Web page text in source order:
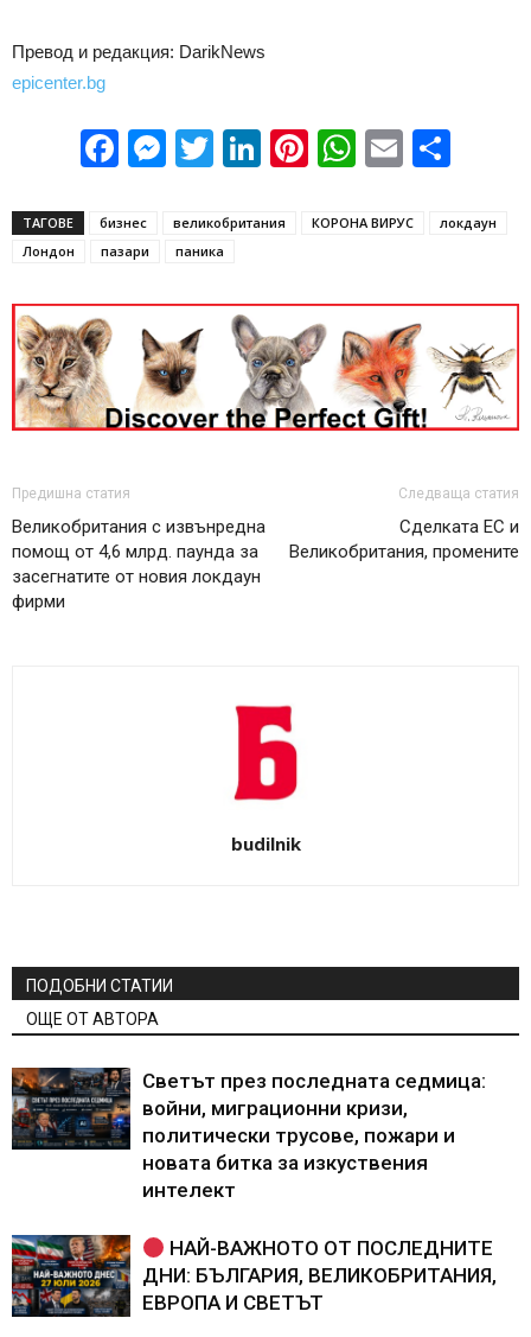
Превод и редакция: DarikNews
epicenter.bg
Facebook
Messenger
Twitter
LinkedIn
Pinterest
WhatsApp
Email
ТАГОВЕ бизнес великобритания КОРОНА ВИРУС
локдаун
Лондон
пазари паника
Предишна статия
Великобритания с извънредна
помощ от 4,6 млрд. паунда за
засегнатите от новия локдаун
фирми
Следваща статия
Сделката ЕС и
Великобритания, промените
budilnik
ПОДОБНИ СТАТИИ
ОЩЕ ОТ АВТОРА
Светът през последната седмица:
войни, миграционни кризи,
политически трусове, пожари и
новата битка за изкуствения
интелект
НАЙ-ВАЖНОТО ОТ ПОСЛЕДНИТЕ
ДНИ: БЪЛГАРИЯ, ВЕЛИКОБРИТАНИЯ,
ЕВРОПА И СВЕТЪТ